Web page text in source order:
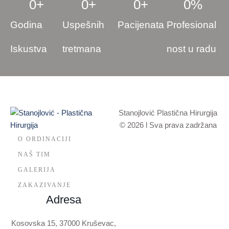
Godina
Iskustva
0+
Uspešnih
tretmana
0+
Pacijenata
0+
Profesional
nost u radu
0%
O ORDINACIJI
NAŠ TIM
GALERIJA
ZAKAZIVANJE
Adresa
Kosovska 15, 37000 Kruševac,
Stanojlović Plastična Hirurgija
© 2026 l Sva prava zadržana